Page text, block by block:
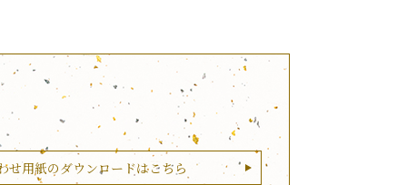
せ用紙のダウンロードはこちら